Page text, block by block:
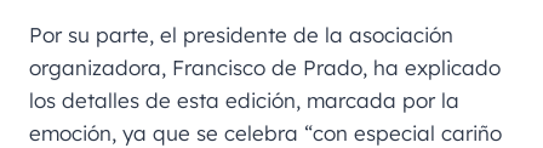
Por su parte, el presidente de la asociación
organizadora, Francisco de Prado, ha explicado
los detalles de esta edición, marcada por la
emoción, ya que se celebra “con especial cariño